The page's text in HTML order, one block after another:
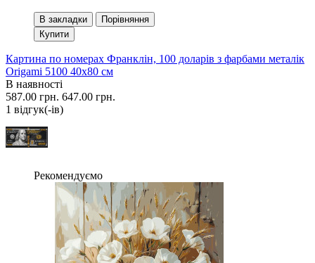
В закладки
Порівняння
Купити
Картина по номерах Франклін, 100 доларів з фарбами металік
Origami 5100 40x80 см
В наявності
587.00 грн. 647.00 грн.
1 вiдгук(-iв)
Рекомендуємо